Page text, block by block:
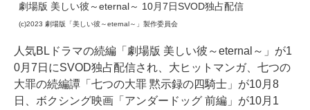
劇場版 美しい彼～eternal～ 10月7日SVOD独占配信
(c)2023 劇場版「美しい彼～eternal～」製作委員会
人気BLドラマの続編「劇場版 美しい彼～eternal～」が1
0月7日にSVOD独占配信され、大ヒットマンガ、七つの
大罪の続編譚「七つの大罪 黙示録の四騎士」が10月8
日、ボクシング映画「アンダードッグ 前編」が10月1